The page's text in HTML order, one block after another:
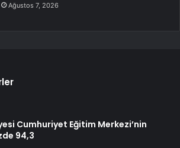
Ağustos 7, 2026
Cumhuriyet Eğitim Merkezi’nin
94,3